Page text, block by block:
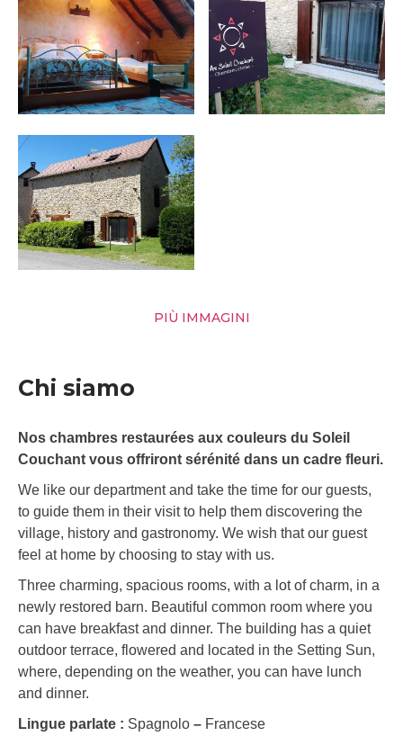
PIÙ IMMAGINI
Chi siamo
Nos chambres restaurées aux couleurs du Soleil
Couchant vous offriront sérénité dans un cadre fleuri.
We like our department and take the time for our guests,
to guide them in their visit to help them discovering the
village, history and gastronomy. We wish that our guest
feel at home by choosing to stay with us.
Three charming, spacious rooms, with a lot of charm, in a
newly restored barn. Beautiful common room where you
can have breakfast and dinner. The building has a quiet
outdoor terrace, flowered and located in the Setting Sun,
where, depending on the weather, you can have lunch
and dinner.
Lingue parlate : Spagnolo – Francese